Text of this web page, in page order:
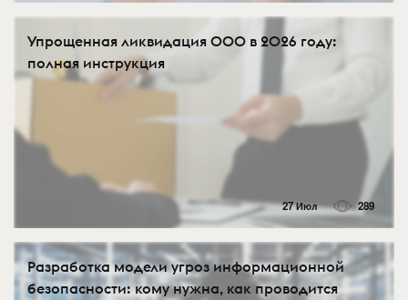
Упрощенная ликвидация ООО в 2026 году:
полная инструкция
27 Июл 289
Разработка модели угроз информационной
безопасности: кому нужна, как проводится